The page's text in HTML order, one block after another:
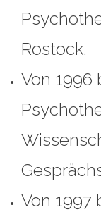
Rostock.
Von 1996
Von 1997